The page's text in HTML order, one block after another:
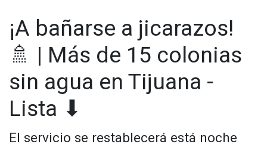
Cabe mencionar que en el caso de la colonia Gabilondo no
cuentan con el servicio de agua desde la noche del jueves.
Según la CESPT se estima que en el transcurso de la tarde
noche se empiece a restablecer el servicio de agua.
¡A bañarse a jicarazos!
🚿 | Más de 15 colonias
sin agua en Tijuana -
Lista ⬇
El servicio se restablecerá está noche